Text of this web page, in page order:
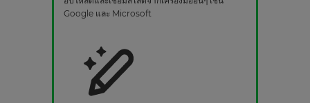
Google และ Microsoft